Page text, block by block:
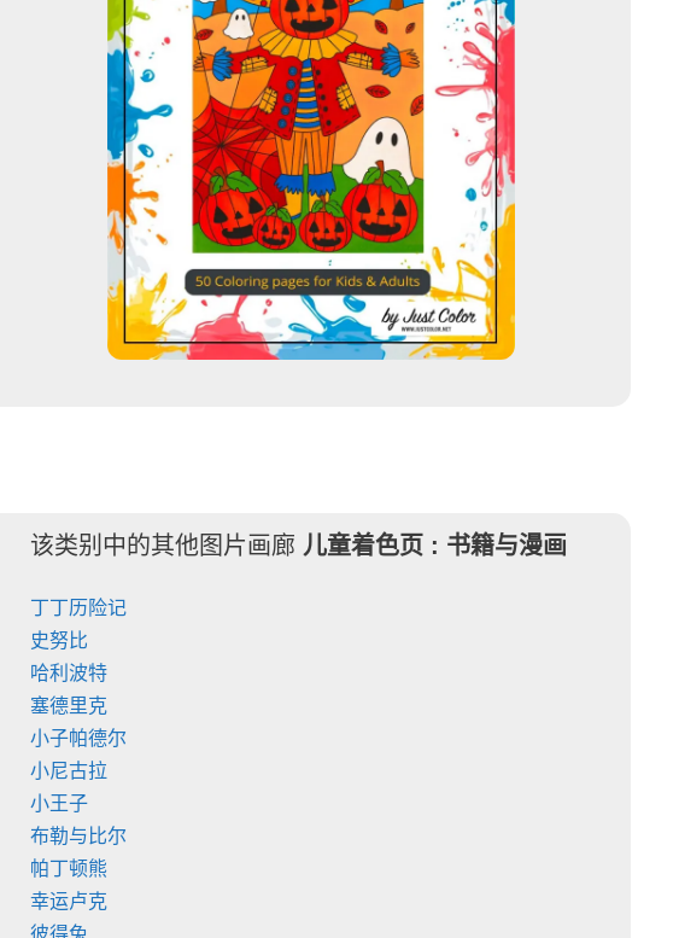
该类别中的其他图片画廊 儿童着色页 : 书籍与漫画
丁丁历险记
史努比
哈利波特
塞德里克
小子帕德尔
小尼古拉
小王子
布勒与比尔
帕丁顿熊
幸运卢克
彼得兔